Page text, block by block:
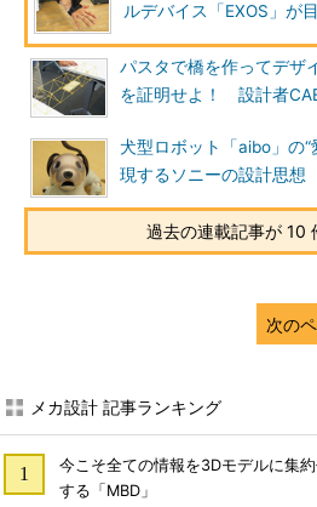
ルデバイス「EXOS」が
パスタで橋を作ってデザ
を証明せよ！ 設計者
犬型ロボット「aibo」の“
現するソニーの設計思想
過去の連載記事が 10
次の
メカ設計 記事ランキング
今こそ全ての情報を3Dモデルに集
する「MBD」